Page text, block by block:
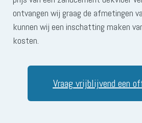
ontvangen wij graag de afmetingen
kunnen wij een inschatting maken
kosten.
Vraag vrijblijvend een